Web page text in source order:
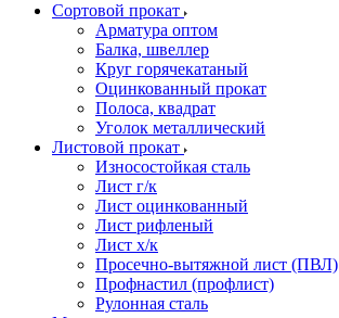
Сортовой прокат
Арматура оптом
Балка, швеллер
Круг горячекатаный
Оцинкованный прокат
Полоса, квадрат
Уголок металлический
Листовой прокат
Износостойкая сталь
Лист г/к
Лист оцинкованный
Лист рифленый
Лист х/к
Просечно-вытяжной лист (ПВЛ)
Профнастил (профлист)
Рулонная сталь